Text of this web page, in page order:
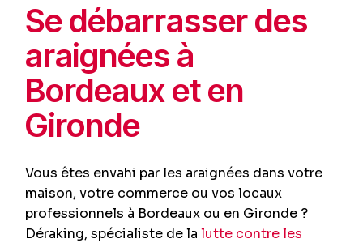
Se débarrasser des
araignées à
Bordeaux et en
Gironde
Vous êtes envahi par les araignées dans votre
maison, votre commerce ou vos locaux
professionnels à Bordeaux ou en Gironde ?
Déraking, spécialiste de lalutte contre les